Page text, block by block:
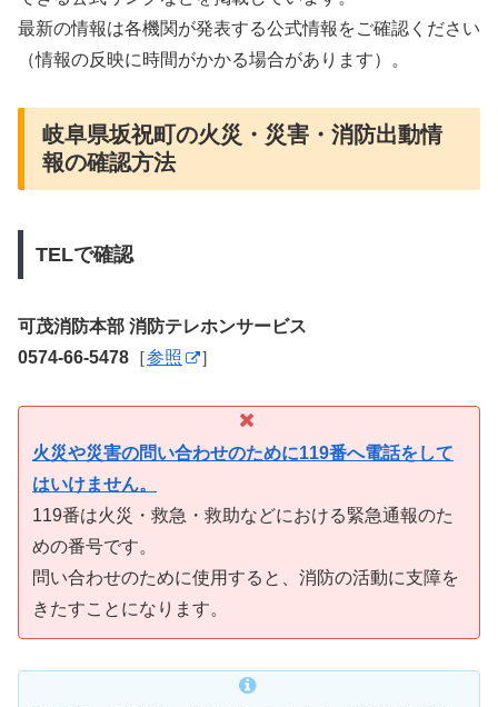
最新の情報は各機関が発表する公式情報をご確認ください
（情報の反映に時間がかかる場合があります）。
岐阜県坂祝町の火災・災害・消防出動情
報の確認方法
TELで確認
可茂消防本部 消防テレホンサービス
0574-66-5478 ［参照 ］
火災や災害の問い合わせのために119番へ電話をして
はいけません。
119番は火災・救急・救助などにおける緊急通報のた
めの番号です。
問い合わせのために使用すると、消防の活動に支障を
きたすことになります。